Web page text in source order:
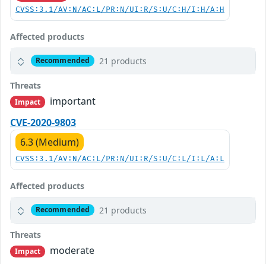
CVSS:3.1/AV:N/AC:L/PR:N/UI:R/S:U/C:H/I:H/A:H
Affected products
Recommended 21 products
Threats
Impact
important
CVE-2020-9803
6.3 (Medium)
CVSS:3.1/AV:N/AC:L/PR:N/UI:R/S:U/C:L/I:L/A:L
Affected products
Recommended 21 products
Threats
Impact
moderate